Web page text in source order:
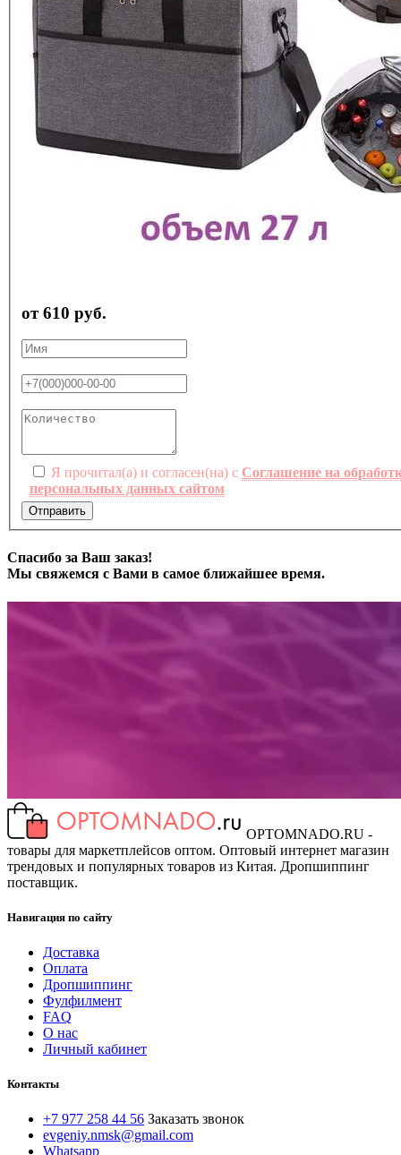
от 610 руб.
Я прочитал(а) и согласен(на) с Соглашение на
персональных данных сайтом
Отправить
Спасибо за Ваш заказ!
Мы свяжемся с Вами в самое ближайшее время.
OPTOMNADO.RU -
товары для маркетплейсов оптом. Оптовый интернет магазин
трендовых и популярных товаров из Китая. Дропшиппинг
поставщик.
Навигация по сайту
Доставка
Оплата
Дропшиппинг
Фулфилмент
FAQ
О нас
Личный кабинет
Контакты
+7 977 258 44 56 Заказать звонок
evgeniy.nmsk@gmail.com
Whatsapp